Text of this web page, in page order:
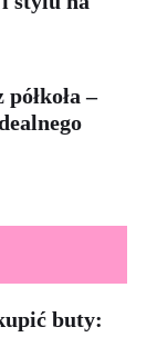
–
buty: